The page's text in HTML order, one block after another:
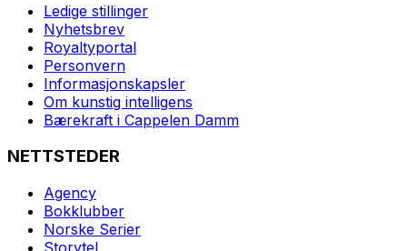
Ledige stillinger
Nyhetsbrev
Royaltyportal
Personvern
Informasjonskapsler
Om kunstig intelligens
Bærekraft i Cappelen Damm
NETTSTEDER
Agency
Bokklubber
Norske Serier
Storytel